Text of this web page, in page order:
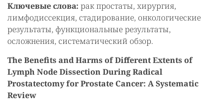
Ключевые слова: рак простаты, хирургия,
лимфодиссекция, стадирование, онкологические
результаты, функциональные результаты,
осложнения, систематический обзор.
The Benefits and Harms of Different Extents of
Lymph Node Dissection During Radical
Prostatectomy for Prostate Cancer: A Systematic
Review